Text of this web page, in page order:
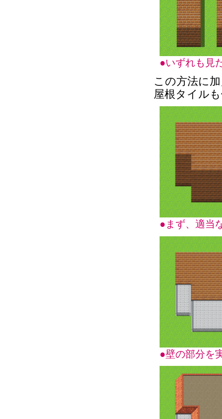
●いずれも見
この方法に
屋根タイル
●まず、適当
●壁の部分を